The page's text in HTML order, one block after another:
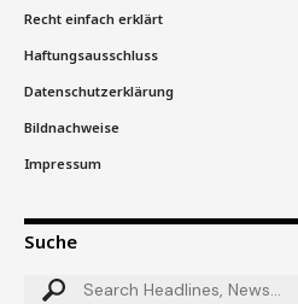
Recht einfach erklärt
Haftungsausschluss
Datenschutzerklärung
Bildnachweise
Impressum
Suche